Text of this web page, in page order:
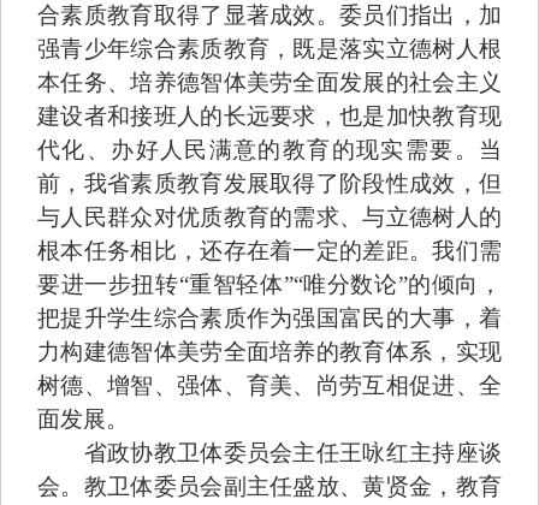
合素质教育取得了显著成效。委员们指出，加
强青少年综合素质教育，既是落实立德树人根
本任务、培养德智体美劳全面发展的社会主义
建设者和接班人的长远要求，也是加快教育现
代化、办好人民满意的教育的现实需要。当
前，我省素质教育发展取得了阶段性成效，但
与人民群众对优质教育的需求、与立德树人的
根本任务相比，还存在着一定的差距。我们需
要进一步扭转“重智轻体”“唯分数论”的倾向，
把提升学生综合素质作为强国富民的大事，着
力构建德智体美劳全面培养的教育体系，实现
树德、增智、强体、育美、尚劳互相促进、全
面发展。
省政协教卫体委员会主任王咏红主持座谈
会。教卫体委员会副主任盛放、黄贤金，教育